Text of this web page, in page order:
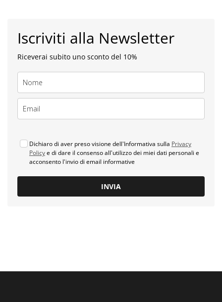
Iscriviti alla Newsletter
Riceverai subito uno sconto del 10%
Dichiaro di aver preso visione dell'Informativa sulla Privacy
Policye di dare il consenso all'utilizzo dei miei dati personali e
acconsento l'invio di email informative
INVIA